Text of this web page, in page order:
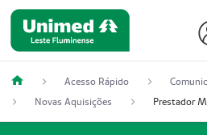
Acesso Rápido
Novas Aquisições